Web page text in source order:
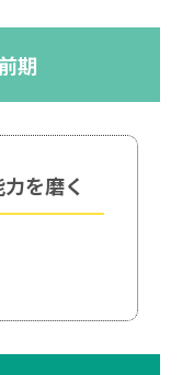
期
を磨く